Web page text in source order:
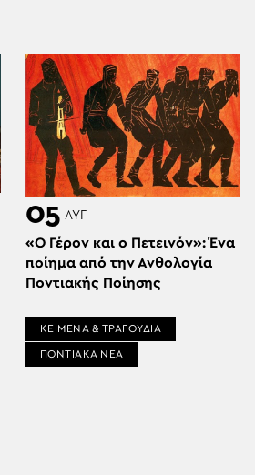
05 ΑΥΓ
«Ο Γέρον και ο Πετεινόν»: Ένα
ποίημα από την Ανθολογία
Ποντιακής Ποίησης
ΚΕΙΜΕΝΑ & ΤΡΑΓΟΥΔΙΑ
ΠΟΝΤΙΑΚΑ ΝΕΑ